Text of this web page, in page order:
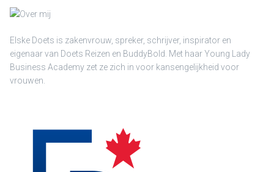
Elske Doets is zakenvrouw, spreker, schrijver, inspirator en
eigenaar van Doets Reizen en BuddyBold. Met haar Young Lady
Business Academy zet ze zich in voor kansengelijkheid voor
vrouwen.